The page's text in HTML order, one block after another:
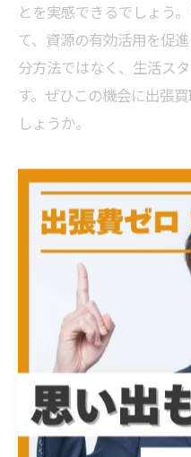
とを実感できるでしょう
て、資源の有効活用を促
分方法ではなく、生活ス
す。ぜひこの機会に出張
しょうか。
あなたの眠っている
の手に
出張買取は、自宅で手軽
できる便利なサービスで
し、家具や家電、衣類な
続きを行います。このプ
動の手間が省けるため忙
張買取を利用することで
ーの元で再利用される機